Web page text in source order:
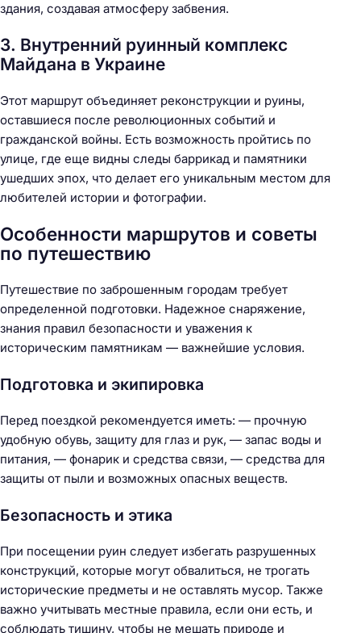
здания, создавая атмосферу забвения.
3. Внутренний руинный комплекс
Майдана в Украине
Этот маршрут объединяет реконструкции и руины,
оставшиеся после революционных событий и
гражданской войны. Есть возможность пройтись по
улице, где еще видны следы баррикад и памятники
ушедших эпох, что делает его уникальным местом для
любителей истории и фотографии.
Особенности маршрутов и советы
по путешествию
Путешествие по заброшенным городам требует
определенной подготовки. Надежное снаряжение,
знания правил безопасности и уважения к
историческим памятникам — важнейшие условия.
Подготовка и экипировка
Перед поездкой рекомендуется иметь: — прочную
удобную обувь, защиту для глаз и рук, — запас воды и
питания, — фонарик и средства связи, — средства для
защиты от пыли и возможных опасных веществ.
Безопасность и этика
При посещении руин следует избегать разрушенных
конструкций, которые могут обвалиться, не трогать
исторические предметы и не оставлять мусор. Также
важно учитывать местные правила, если они есть, и
соблюдать тишину, чтобы не мешать природе и